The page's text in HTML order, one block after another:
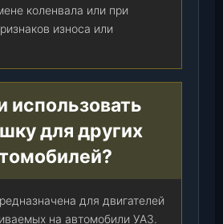
коленвала или при
износа или
для других
для двигателей
на автомобили УАЗ.